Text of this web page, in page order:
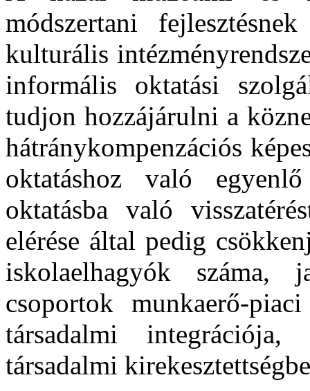
módszertani
kulturális
informális oktatási
tudjon hozzájárulni a
hátránykompenzációs
oktatáshoz való
oktatásba való
elérése által pedig
iskolaelhagyók száma,
csoportok munkaerő-
társadalmi integrációja,
társadalmi